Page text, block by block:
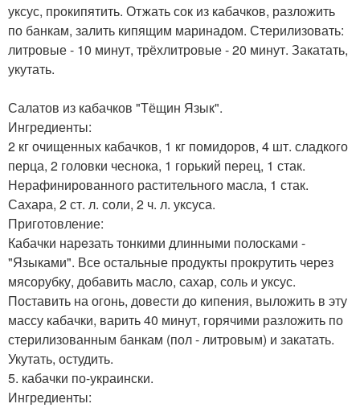
уксус, прокипятить. Отжать сок из кабачков, разложить
по банкам, залить кипящим маринадом. Стерилизовать:
литровые - 10 минут, трёхлитровые - 20 минут. Закатать,
укутать.
Салатов из кабачков "Тёщин Язык".
Ингредиенты:
2 кг очищенных кабачков, 1 кг помидоров, 4 шт. сладкого
перца, 2 головки чеснока, 1 горький перец, 1 стак.
Нерафинированного растительного масла, 1 стак.
Сахара, 2 ст. л. соли, 2 ч. л. уксуса.
Приготовление:
Кабачки нарeзать тонкими длинными полосками -
"Языками". Все остальные продукты прокрутить через
мясорубку, добавить масло, сахар, соль и уксус.
Поставить на огонь, довести до кипения, выложить в эту
массу кабачки, варить 40 минут, горячими разложить по
стерилизованным банкам (пол - литровым) и закатать.
Укутать, остудить.
5. кабачки по-украински.
Ингредиенты: